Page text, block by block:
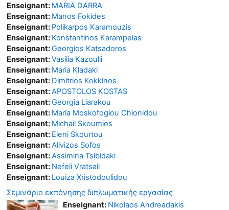
Enseignant: MARIA DARRA
Enseignant: Manos Fokides
Enseignant: Polikarpos Karamouzis
Enseignant: Konstantinos Karampelas
Enseignant:Georgios Katsadoros
Enseignant:Vasilia Kazoulli
Enseignant: Maria Kladaki
Enseignant: Dimitrios Kokkinos
Enseignant:APOSTOLOS KOSTAS
Enseignant:Georgia Liarakou
Enseignant: Maria Moskofoglou Chionidou
Enseignant: Michail Skoumios
Enseignant: Eleni Skourtou
Enseignant:Alivizos Sofos
Enseignant:Assimina Tsibidaki
Enseignant: Nefeli Vratsali
Enseignant: Louiza Xristodoulidou
Σεμινάριο εκπόνησης διπλωματικής εργασίας
Enseignant: Nikolaos Andreadakis